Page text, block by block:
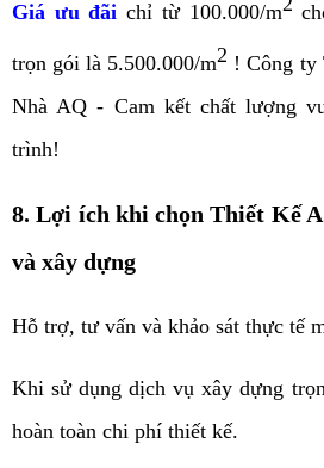
Giá ưu đãi chỉ từ 100.000/m
trọn gói là 5.500.000/m2 ! Công ty
Nhà AQ - Cam kết chất lượng
trình!
8. Lợi ích khi chọn Thiết Kế
và xây dựng
Hỗ trợ, tư vấn và khảo sát thực tế
Khi sử dụng dịch vụ xây dựng
hoàn toàn chi phí thiết kế.